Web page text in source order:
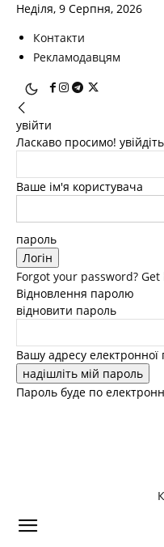
Неділя, 9 Серпня, 2026
Контакти
Рекламодавцям
увійти
Ласкаво просимо!
Ваше ім'я користувача
пароль
Forgot your password? Get
Відновлення паролю
відновити пароль
Вашу адресу
Пароль буде по